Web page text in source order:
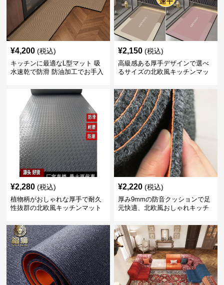
¥4,200 (税込)
キッチンに最適なL型マット 吸
水速乾で防滑 防油加工でお手入
¥2,150 (税込)
高級感ある厚手デザインで選べ
るサイズの北欧風キッチンマッ
¥2,280 (税込)
植物柄がおしゃれな厚手で耐久
性抜群の北欧風キッチンマット
¥2,220 (税込)
厚み9mmの防音クッションで足
元快適、北欧風おしゃれキッチ